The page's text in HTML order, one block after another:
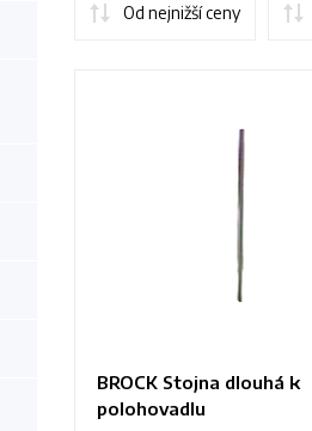
Od nejnižší ceny
BROCK Stojna dlouhá k
polohovadlu